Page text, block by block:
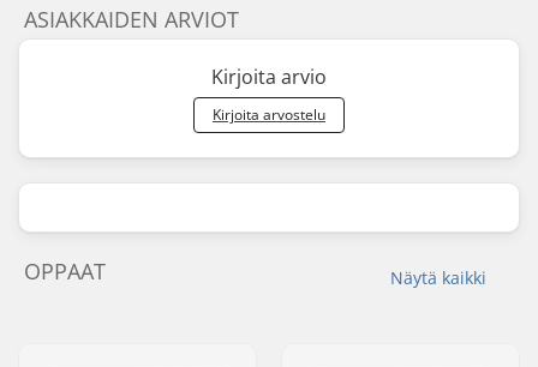
ASIAKKAIDEN ARVIOT
Kirjoita arvio
Kirjoita arvostelu
Näytä kaikki
OPPAAT